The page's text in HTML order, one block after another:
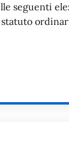
seguenti